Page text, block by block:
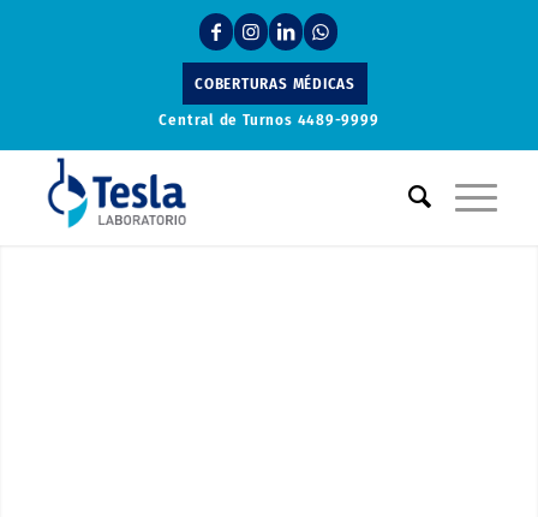
COBERTURAS MÉDICAS
Central de Turnos 4489-9999